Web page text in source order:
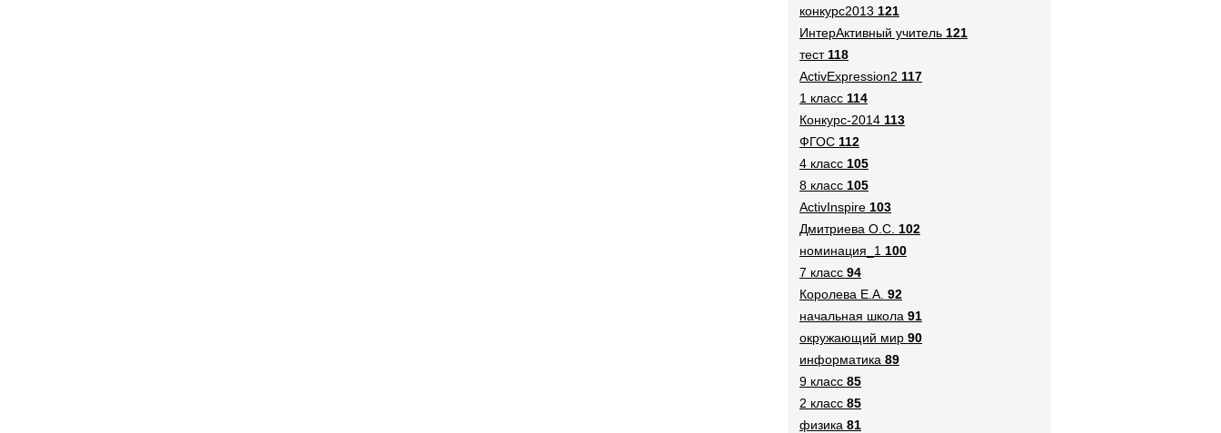
конкурс2013 121
ИнтерАктивный учитель 121
тест118
ActivExpression2 117
1 класс 114
Конкурс-2014 113
ФГОС 112
4 класс 105
8 класс 105
ActivInspire 103
Дмитриева О.С. 102
номинация_1 100
7 класс 94
Королева Е.А. 92
начальная школа 91
окружающий мир 90
информатика 89
9 класс 85
2 класс 85
физика 81